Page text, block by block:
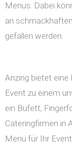
Menüs. Dabei
an
gefallen werden.
Anzing bietet eine
Event zu einem
ein Büfett,
Cateringfirmen in
Menü für Ihr